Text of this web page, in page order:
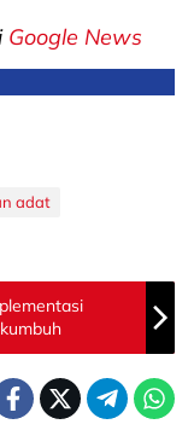
Google News
adat